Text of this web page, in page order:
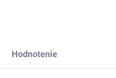
Hodnotenie